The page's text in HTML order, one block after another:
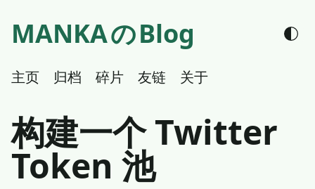
MANKAのBlog
主页 归档 碎片 友链 关于
构建一个 Twitter
Token 池